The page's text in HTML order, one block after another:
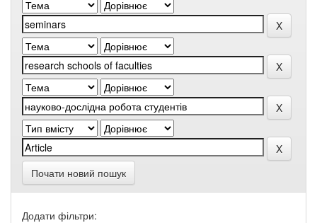
Почати новий пошук
Додати фільтри: